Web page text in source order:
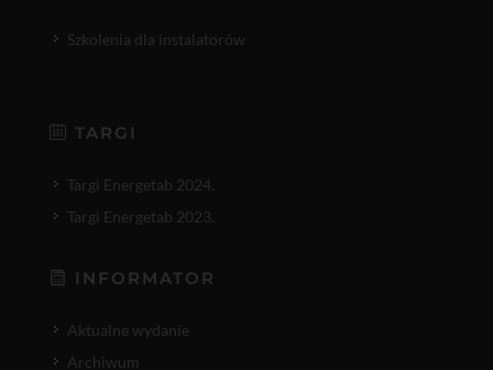
Szkolenia dla instalatorów
TARGI
Targi Energetab 2024.
Targi Energetab 2023.
INFORMATOR
Aktualne wydanie
Archiwum